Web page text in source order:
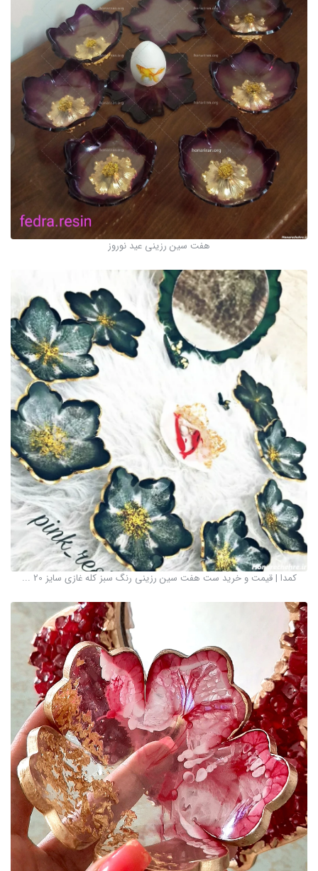
هفت سین رزینی عید نوروز
کمدا | قیمت و خرید ست هفت سین رزینی رنگ سبز کله غازی سایز 20 ...